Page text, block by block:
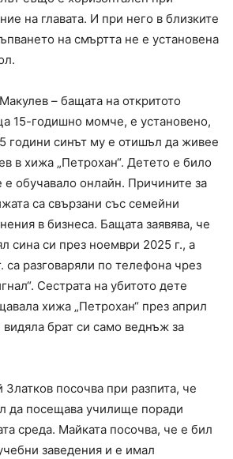
на главата. И при него в близките
на смъртта не е установена
– бащата на откритото
15-годишно момче, е установено,
години синът му е отишъл да живее
в хижа „Петрохан“. Детето е било
е обучавало онлайн. Причините за
са свързани със семейни
в бизнеса. Бащата заявява, че
сина си през ноември 2025 г., а
са разговаряли по телефона чрез
Сестрата на убитото дете
хижа „Петрохан“ през април
брат си само веднъж за
посочва при разпита, че
да посещава училище поради
среда. Майката посочва, че е бил
заведения и е имал